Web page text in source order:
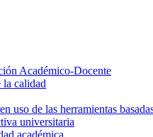
Académico-Docente
la calidad
uso de las herramientas
universitaria
académica